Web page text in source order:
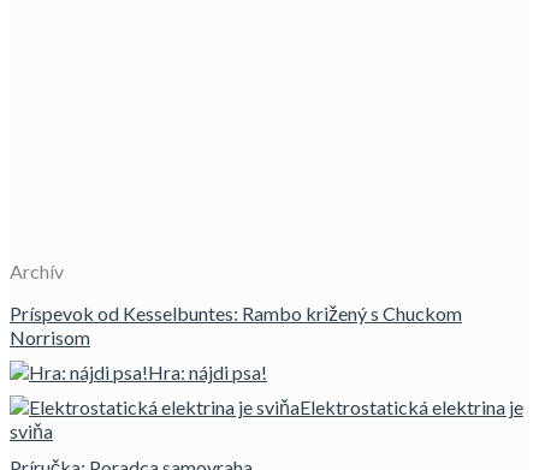
Archív
Príspevok od Kesselbuntes: Rambo križený s Chuckom
Norrisom
Hra: nájdi psa!
Elektrostatická elektrina je
sviňa